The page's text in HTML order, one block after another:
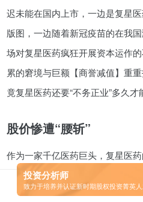
配股权的
08-01
资鲸精选 | 迈瑞医疗上市：是王者
09-29
资鲸精选 | 一个一级市场投资人
思维框架
09-11
迟未能在国内上市，一边是复星
版图，一边随着新冠疫苗的在我
场对复星医药疯狂开展资本运作
累的窘境与巨额【商誉减值】重
竟复星医药还要“不务正业”多久才
股价惨遭“腰斩”
作为一家千亿医药巨头，复星医
Wind数据显示，2019年至2021
元，303.07亿元、390.05亿元
投资分析师
致力于培养并认证新时期股权投资菁英